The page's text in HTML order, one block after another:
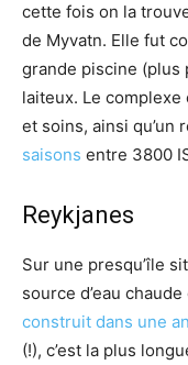
cette fois on la
de Myvatn. Elle fut
grande piscine (plus
laiteux. Le
et soins, ainsi qu’un
saisons entre 3800
Reykjanes
Sur une presqu’île
source d’eau
construit dans une
(!), c’est la plus